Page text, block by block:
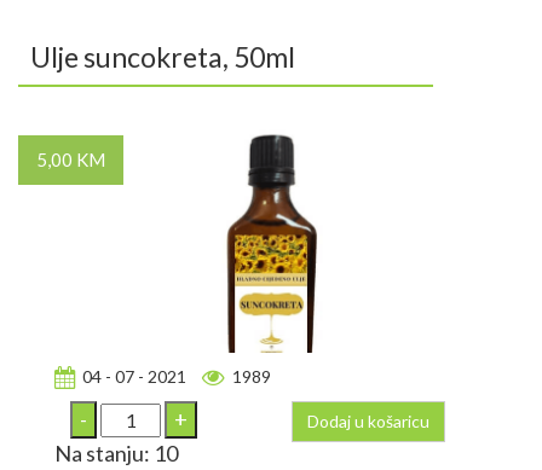
Ulje suncokreta, 50ml
5,00 KM
04 - 07 - 2021 1989
Dodaj u košaricu
Na stanju: 10